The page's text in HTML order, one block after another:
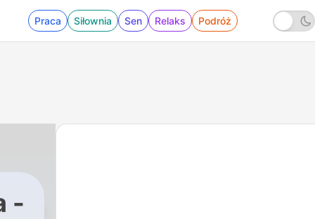
Praca Siłownia Sen Relaks Podróż
-